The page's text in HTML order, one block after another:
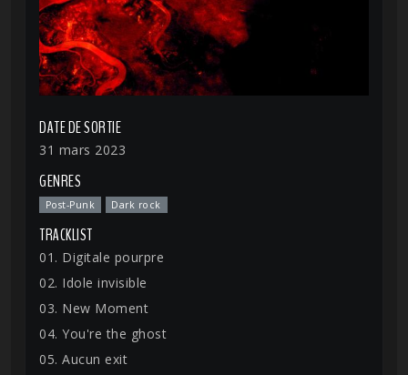
DATE DE SORTIE
31 mars 2023
GENRES
Post-Punk Dark rock
TRACKLIST
01. Digitale pourpre
02. Idole invisible
03. New Moment
04. You're the ghost
05. Aucun exit